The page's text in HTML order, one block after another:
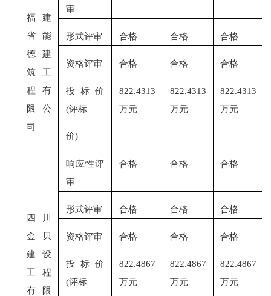
福建
省能
德建
筑工
程有
限公
司
审
形式评审 合格 合格 合格
资格评审 合格 合格 合格
投标价
(评标
价)
822.4313
万元
822.4313
万元
822.4313
万元
四川
金贝
建设
工程
有限
响应性评
审
合格 合格 合格
形式评审 合格 合格 合格
资格评审 合格 合格 合格
投标价
(评标
822.4867
万元
822.4867
万元
822.4867
万元